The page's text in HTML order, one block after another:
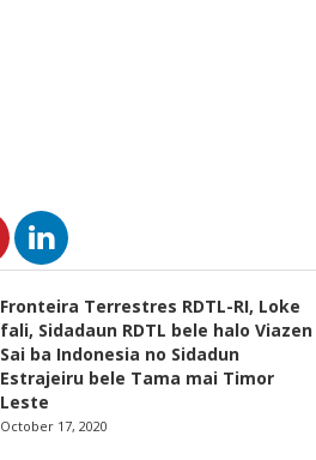
Fronteira Terrestres RDTL-RI, Loke
fali, Sidadaun RDTL bele halo Viazen
Sai ba Indonesia no Sidadun
Estrajeiru bele Tama mai Timor
Leste
October 17, 2020